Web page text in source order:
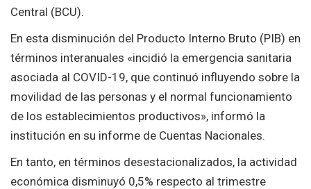
Central (BCU).
En esta disminución del Producto Interno Bruto (PIB) en
términos interanuales «incidió la emergencia sanitaria
asociada al COVID-19, que continuó influyendo sobre la
movilidad de las personas y el normal funcionamiento
de los establecimientos productivos», informó la
institución en su informe de Cuentas Nacionales.
En tanto, en términos desestacionalizados, la actividad
económica disminuyó 0,5% respecto al trimestre